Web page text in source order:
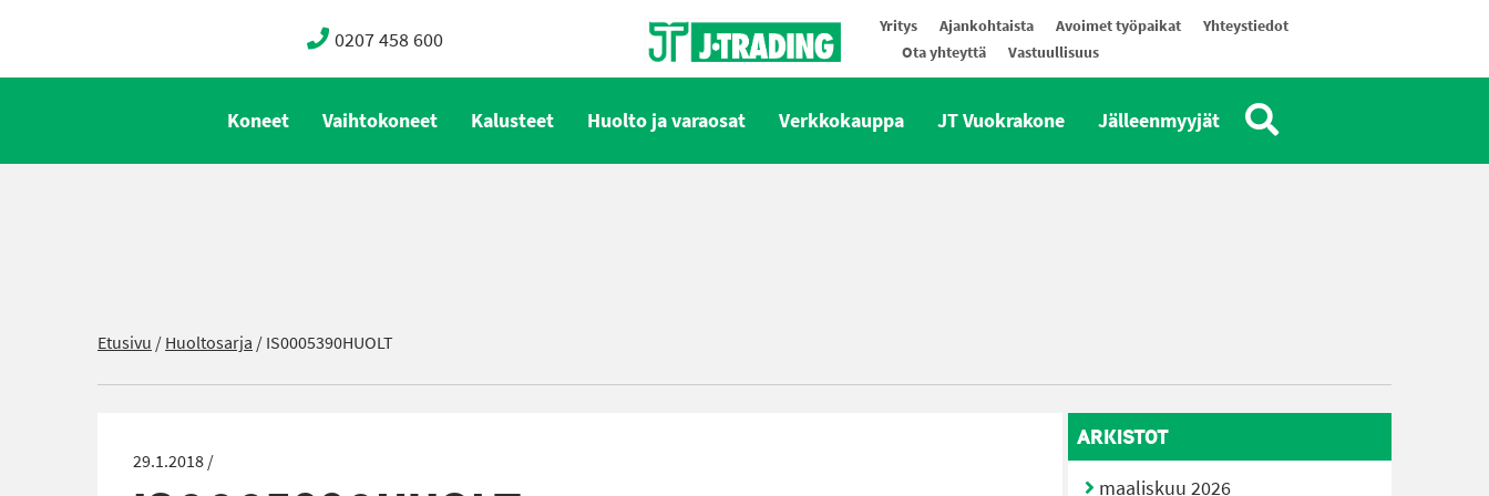
0207 458 600 Yritys Ajankohtaista Avoimet työpaikat
Yhteystiedot
Ota yhteyttä
Vastuullisuus
Koneet Vaihtokoneet Kalusteet Huolto ja varaosat Verkkokauppa JT Vuokrakone Jälleenmyyjät
Etusivu /Huoltosarja /IS0005390HUOLT
29.1.2018 /
ARKISTOT
maaliskuu 2026